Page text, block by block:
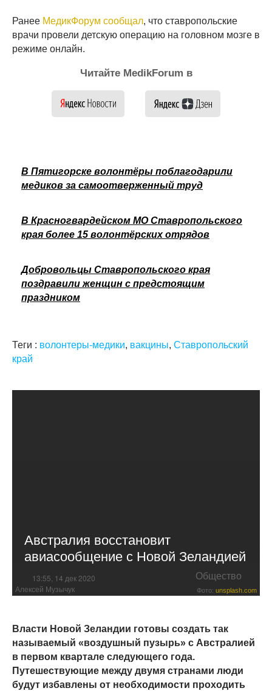
Ранее МедикФорум сообщал, что ставропольские
врачи провели детскую операцию на головном мозге в
режиме онлайн.
Читайте MedikForum в
В Пятигорске волонтёры поблагодарили
медиков за самоотверженный труд
В Красногвардейском МО Ставропольского
края более 15 волонтёрских отрядов
Добровольцы Ставропольского края
поздравили женщин с предстоящим
праздником
Теги : волонтеры-медики, вакцины, Ставропольский
край
Австралия восстановит
авиасообщение с Новой Зеландией
13:55, 14 дек 2020 Общество
Алексей Музычук Фото: unsplash.com
Власти Новой Зеландии готовы создать так
называемый «воздушный пузырь» с Австралией
в первом квартале следующего года.
Путешествующие между двумя странами люди
будут избавлены от необходимости проходить